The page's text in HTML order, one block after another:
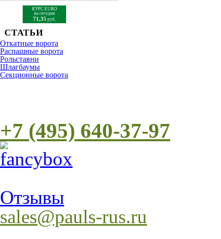
КУРС EURO
на сегодня
71,35 руб.
СТАТЬИ
Откатные ворота
Распашные ворота
Рольставни
Шлагбаумы
Cекционные ворота
+7 (495) 640-37-97
Отзывы
sales@pauls-rus.ru